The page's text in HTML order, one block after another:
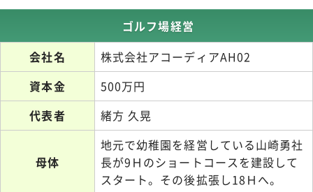
ゴルフ場経営
会社名
株式会社アコーディアAH02
資本金
500万円
代表者
緒方 久晃
母体
地元で幼稚園を経営している山崎勇社
長が9Ｈのショートコースを建設して
スタート。その後拡張し18Ｈへ。